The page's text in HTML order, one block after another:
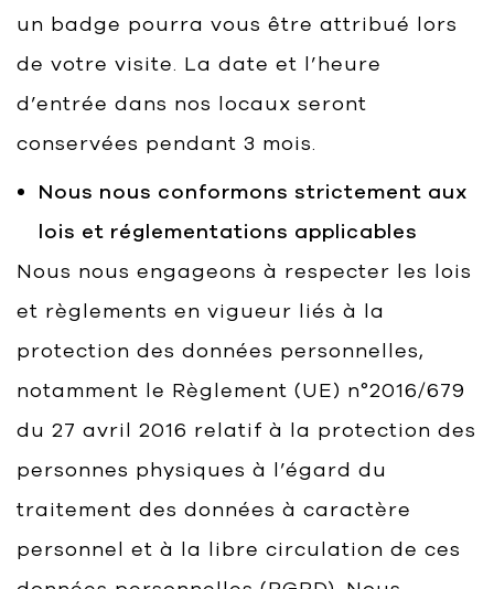
un badge pourra vous être attribué lors
de votre visite. La date et l’heure
d’entrée dans nos locaux seront
conservées pendant 3 mois.
Nous nous conformons strictement aux
lois et réglementations applicables
Nous nous engageons à respecter les lois
et règlements en vigueur liés à la
protection des données personnelles,
notamment le Règlement (UE) n°2016/679
du 27 avril 2016 relatif à la protection des
personnes physiques à l’égard du
traitement des données à caractère
personnel et à la libre circulation de ces